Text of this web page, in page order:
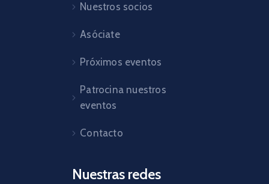
Nuestros socios
Asóciate
Próximos eventos
Patrocina nuestros
eventos
Contacto
Nuestras redes